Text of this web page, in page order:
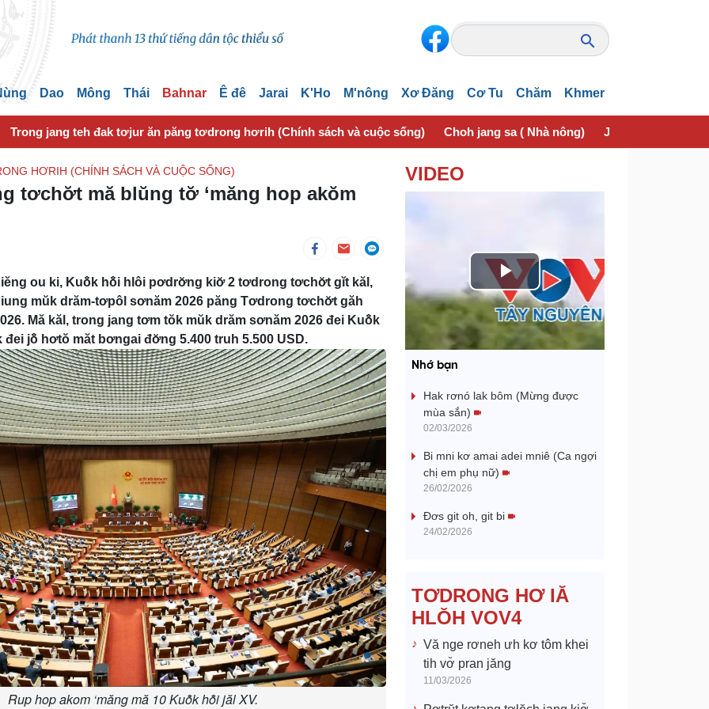
Dao Mông Thái Bahnar Ê đê Jarai K'Ho M'nông Xơ Đăng Cơ Tu Chăm Khmer
Trong jang teh đak tơjur ăn păng tơdrong hơrih (Chính sách và cuộc sống) Choh jang sa ( Nhà nông) Jơhngơ̆m pran
HƠRIH (CHÍNH SÁCH VÀ CUỘC SỐNG)
tơchơ̆t mă blŭng tơ̆ ‘măng hop akŏm
ou ki, Kuô̆k hô̆i hlôi pơdrơ̆ng kiơ̆ 2 tơdrong tơchơ̆t gĭt kăl,
mŭk drăm-tơpôl sơnăm 2026 păng Tơdrong tơchơ̆t găh
Mă kăl, trong jang tơm tŏk mŭk drăm sơnăm 2026 đei Kuô̆k
jô̆ hơtŏ măt bơngai đơ̆ng 5.400 truh 5.500 USD.
Rup hop akom ‘măng mă 10 Kuô̆k hô̆i jăl XV.
VIDEO
P
l
y
i
Nhớ bạn
Hak rơnó lak bôm (Mừng được
mùa sắn)
02/03/2026
Bi mni kơ amai adei mniê (Ca ngợi
chị em phụ nữ)
26/02/2026
Đơs git oh, git bi
24/02/2026
TƠDRONG HƠ IĂ
HLŎH VOV4
Vă nge rơneh ưh kơ tôm khei
tih vơ̆ pran jăng
11/03/2026